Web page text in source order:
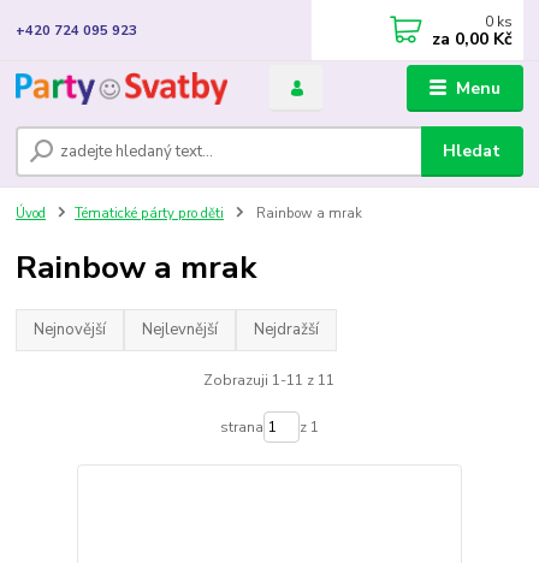
Menu
Hledat
+420 724 095 923 0 ks
za 0,00 Kč
Úvod Tématické párty pro děti Rainbow a mrak
Rainbow a mrak
Nejnovější Nejlevnější Nejdražší
Zobrazuji 1-11 z 11
strana z 1